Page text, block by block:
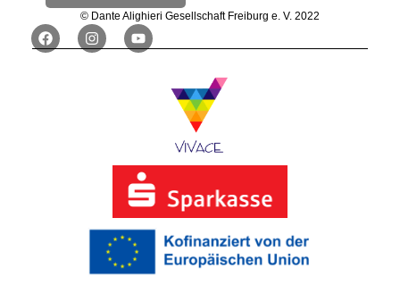
© Dante Alighieri Gesellschaft Freiburg e. V. 2022